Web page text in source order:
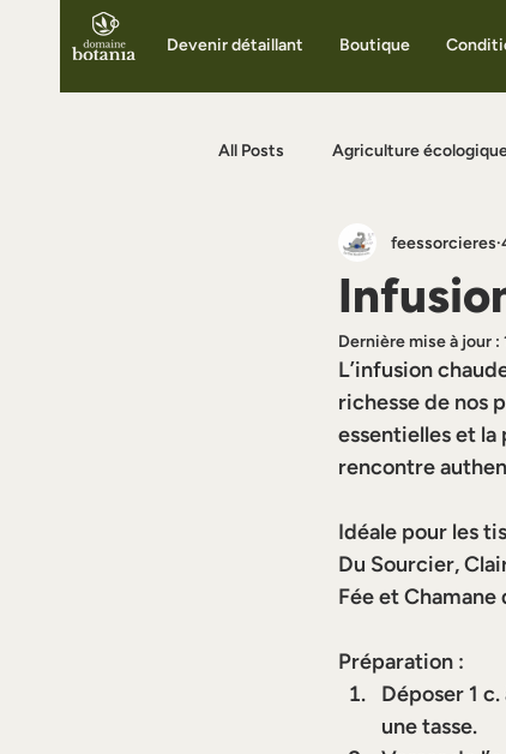
Devenir détaillant Boutique
All Posts Agriculture
Bienfaits des infusionsfeessorcieres
Dernière mise à jour :
L’infusion
richesse de nos
essentielles et la
rencontre
Idéale pour les
Du Sourcier,
Fée et Chamane
Préparation :
Déposer 1
une tasse.